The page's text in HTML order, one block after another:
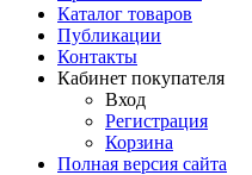
Каталог товаров
Публикации
Контакты
Кабинет покупателя
Вход
Регистрация
Корзина
Полная версия сайта